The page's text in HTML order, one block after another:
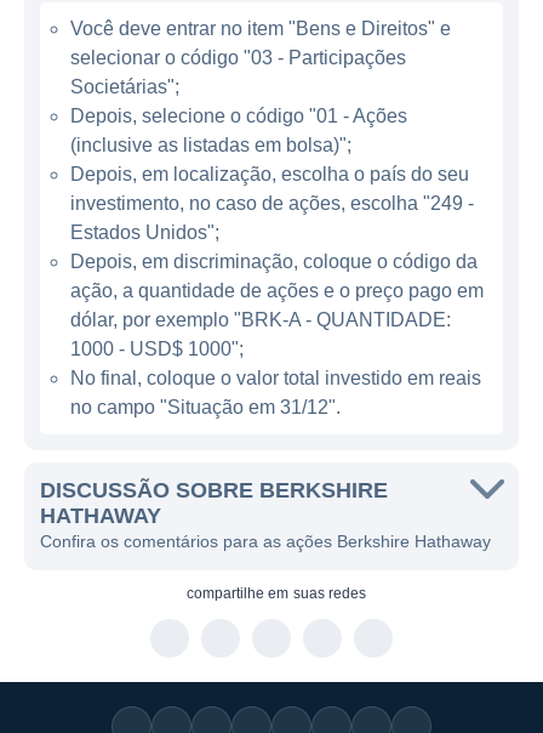
uma abordagem diversificada, atuando em
setores como seguros, indústria, energia,
serviços públicos, e consumo, além de deter
participações significativas em várias
empresas de renome, como Coca-Cola,
Apple, e American Express.
ATUAÇÃO DA BERKSHIRE HATHAWAY
A Berkshire Hathaway se destaca por sua
ampla gama de setores em que opera, o que
lhe proporciona um portfólio diversificado
que ajuda a mitigar riscos associados a
segmentos de atuação incluem companhias
de seguros, como a GEICO e a Berkshire
Hathaway Reinsurance Group, que geram
Você deve entrar no item "Bens e Direitos" e
selecionar o código "03 - Participações
Societárias";
Depois, selecione o código "01 - Ações
(inclusive as listadas em bolsa)";
Depois, em localização, escolha o país do seu
investimento, no caso de ações, escolha "249 -
Estados Unidos";
Depois, em discriminação, coloque o código da
ação, a quantidade de ações e o preço pago em
dólar, por exemplo "BRK-A - QUANTIDADE:
1000 - USD$ 1000";
No final, coloque o valor total investido em reais
no campo "Situação em 31/12".
DISCUSSÃO SOBRE BERKSHIRE
HATHAWAY
Confira os comentários para as ações Berkshire Hathaway
compartilhe em suas redes